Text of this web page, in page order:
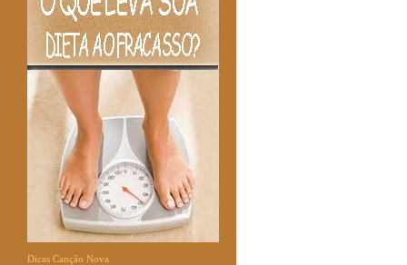
Dicas Canção Nova